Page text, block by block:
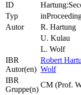
ID
Typ
Autor
R. Hartung
U. Kulau
L. Wolf
IBR
Autor(en)
Robert
Wolf
IBR
Gruppe(n)
CM (Prof.